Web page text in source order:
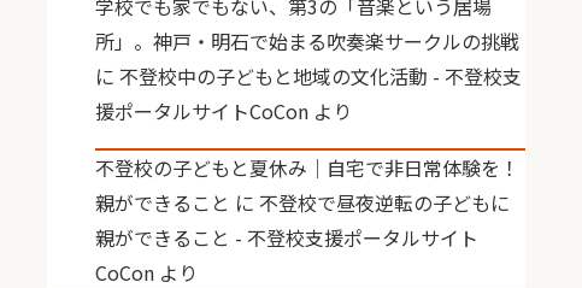
学校でも家でもない、第3の「音楽という居場
所」。神戸・明石で始まる吹奏楽サークルの挑戦
に 不登校中の子どもと地域の文化活動 - 不登校支
援ポータルサイトCoCon より
不登校の子どもと夏休み｜自宅で非日常体験を！
親ができること に 不登校で昼夜逆転の子どもに
親ができること - 不登校支援ポータルサイト
CoCon より